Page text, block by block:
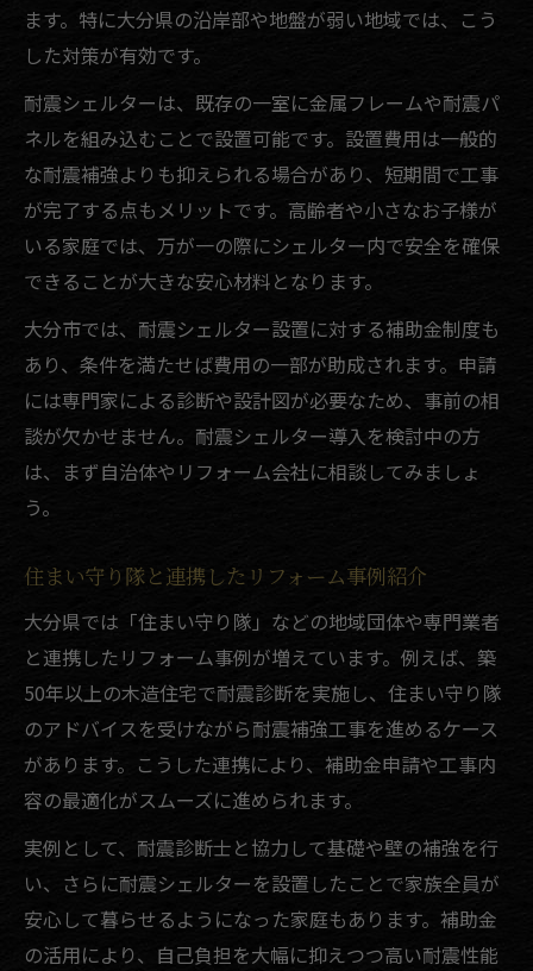
ます。特に大分県の沿岸部や地盤が弱い地域では、こう
した対策が有効です。
耐震シェルターは、既存の一室に金属フレームや耐震パ
ネルを組み込むことで設置可能です。設置費用は一般的
な耐震補強よりも抑えられる場合があり、短期間で工事
が完了する点もメリットです。高齢者や小さなお子様が
いる家庭では、万が一の際にシェルター内で安全を確保
できることが大きな安心材料となります。
大分市では、耐震シェルター設置に対する補助金制度も
あり、条件を満たせば費用の一部が助成されます。申請
には専門家による診断や設計図が必要なため、事前の相
談が欠かせません。耐震シェルター導入を検討中の方
は、まず自治体やリフォーム会社に相談してみましょ
う。
住まい守り隊と連携したリフォーム事例紹介
大分県では「住まい守り隊」などの地域団体や専門業者
と連携したリフォーム事例が増えています。例えば、築
50年以上の木造住宅で耐震診断を実施し、住まい守り隊
のアドバイスを受けながら耐震補強工事を進めるケース
があります。こうした連携により、補助金申請や工事内
容の最適化がスムーズに進められます。
実例として、耐震診断士と協力して基礎や壁の補強を行
い、さらに耐震シェルターを設置したことで家族全員が
安心して暮らせるようになった家庭もあります。補助金
の活用により、自己負担を大幅に抑えつつ高い耐震性能